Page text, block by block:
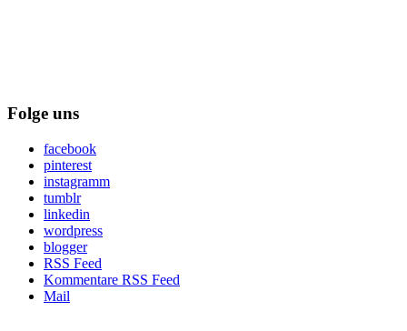
Folge uns
facebook
pinterest
instagramm
tumblr
linkedin
wordpress
blogger
RSS Feed
Kommentare RSS Feed
Mail